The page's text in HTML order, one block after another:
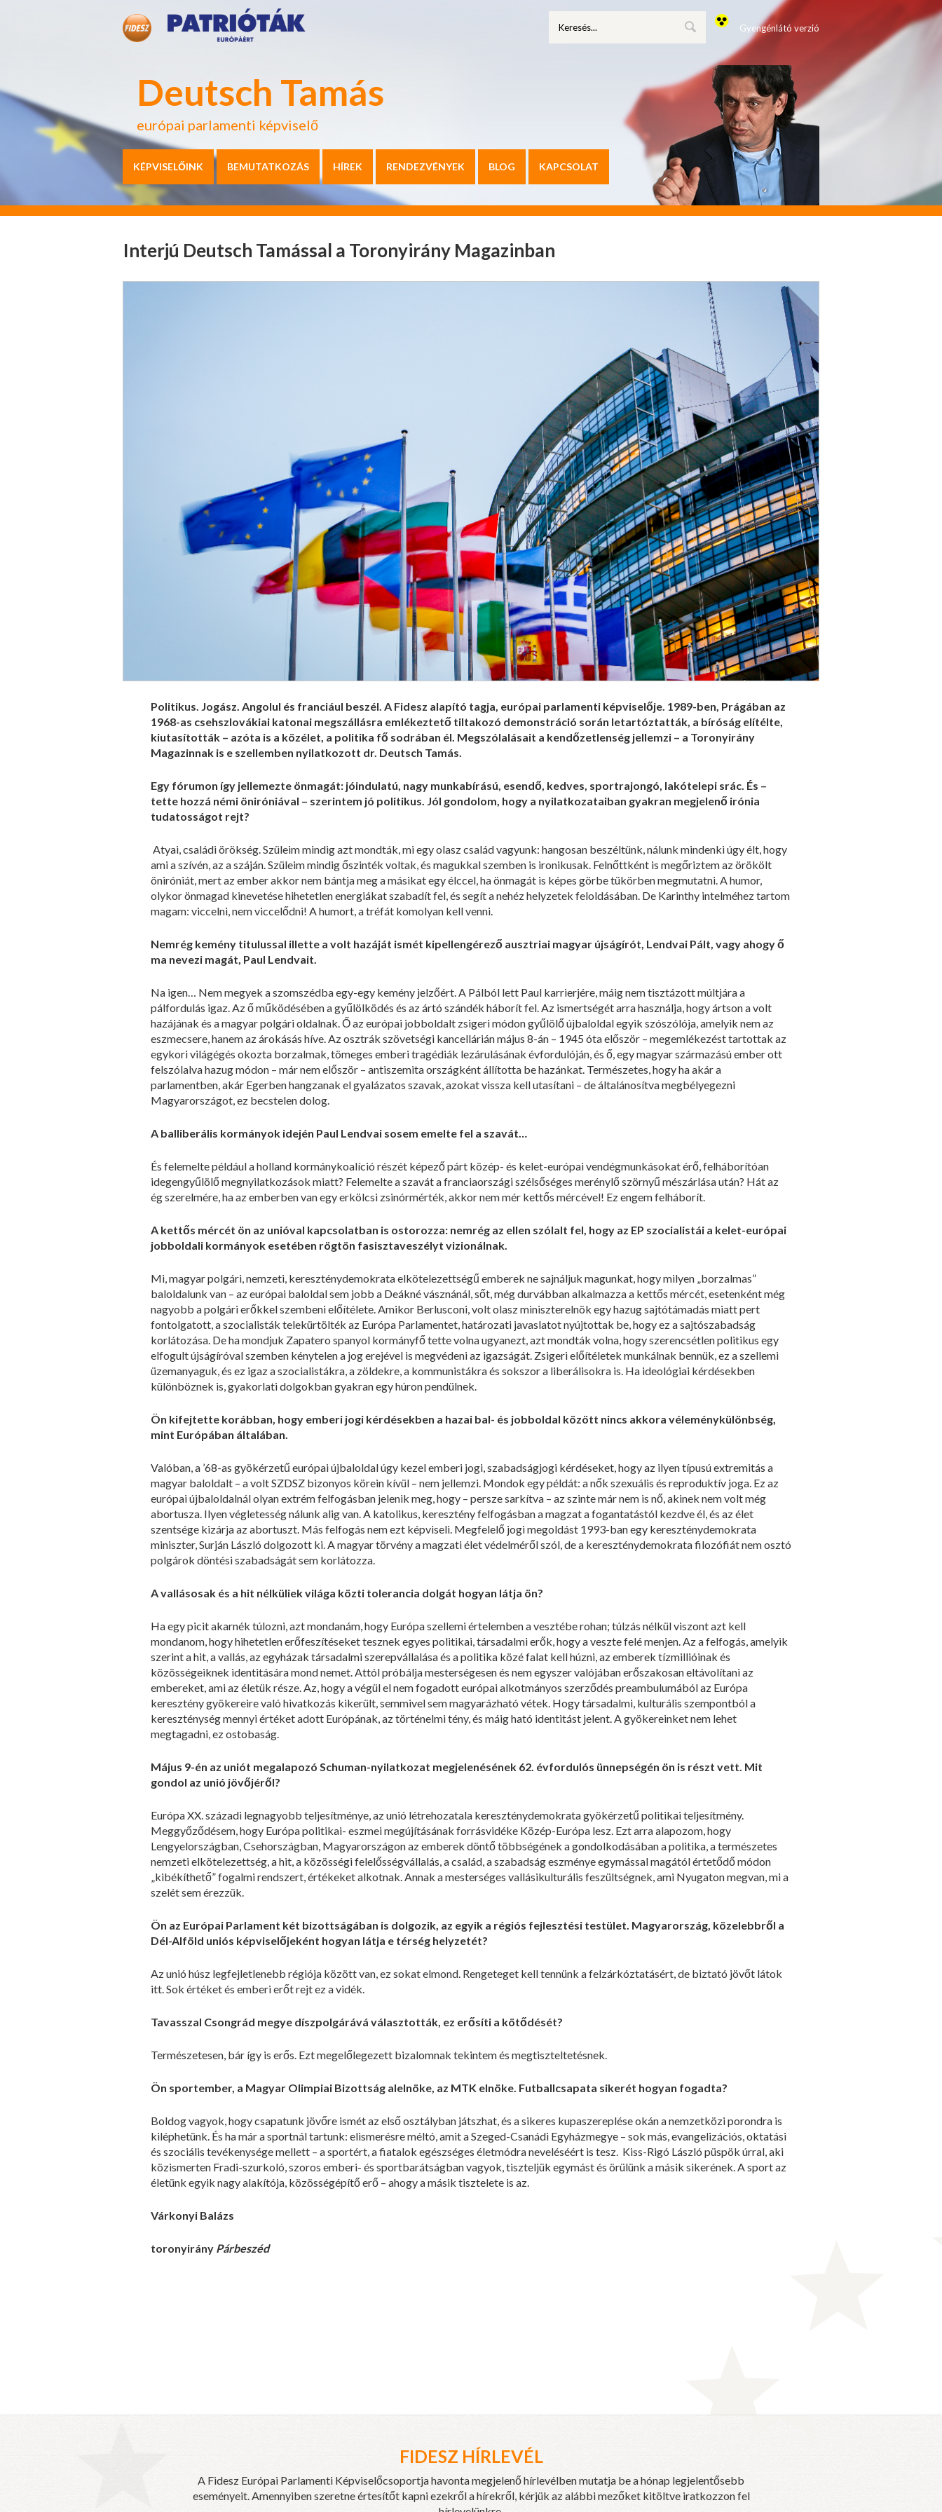
Deutsch Tamás
európai parlamenti képviselő
Gyengénlátó verzió
KÉPVISELŐINK BEMUTATKOZÁS HÍREK RENDEZVÉNYEK BLOG KAPCSOLAT
Interjú Deutsch Tamással a Toronyirány Magazinban
Politikus. Jogász. Angolul és franciául beszél. A Fidesz alapító tagja, európai parlamenti képviselője. 1989-ben, Prágában az
1968-as csehszlovákiai katonai megszállásra emlékeztető tiltakozó demonstráció során letartóztatták, a bíróság elítélte,
kiutasították – azóta is a közélet, a politika fő sodrában él. Megszólalásait a kendőzetlenség jellemzi – a Toronyirány
Magazinnak is e szellemben nyilatkozott dr. Deutsch Tamás.
Egy fórumon így jellemezte önmagát: jóindulatú, nagy munkabírású, esendő, kedves, sportrajongó, lakótelepi srác. És –
tette hozzá némi öniróniával – szerintem jó politikus. Jól gondolom, hogy a nyilatkozataiban gyakran megjelenő irónia
tudatosságot rejt?
Atyai, családi örökség. Szüleim mindig azt mondták, mi egy olasz család vagyunk: hangosan beszéltünk, nálunk mindenki úgy élt, hogy
ami a szívén, az a száján. Szüleim mindig őszinték voltak, és magukkal szemben is ironikusak. Felnőttként is megőriztem az örökölt
öniróniát, mert az ember akkor nem bántja meg a másikat egy élccel, ha önmagát is képes görbe tükörben megmutatni. A humor,
olykor önmagad kinevetése hihetetlen energiákat szabadít fel, és segít a nehéz helyzetek feloldásában. De Karinthy intelméhez tartom
magam: viccelni, nem viccelődni! A humort, a tréfát komolyan kell venni.
Nemrég kemény titulussal illette a volt hazáját ismét kipellengérező ausztriai magyar újságírót, Lendvai Pált, vagy ahogy ő
ma nevezi magát, Paul Lendvait.
Na igen… Nem megyek a szomszédba egy-egy kemény jelzőért. A Pálból lett Paul karrierjére, máig nem tisztázott múltjára a
pálfordulás igaz. Az ő működésében a gyűlölködés és az ártó szándék háborít fel. Az ismertségét arra használja, hogy ártson a volt
hazájának és a magyar polgári oldalnak. Ő az európai jobboldalt zsigeri módon gyűlölő újbaloldal egyik szószólója, amelyik nem az
eszmecsere, hanem az árokásás híve. Az osztrák szövetségi kancellárián május 8-án – 1945 óta először – megemlékezést tartottak az
egykori világégés okozta borzalmak, tömeges emberi tragédiák lezárulásának évfordulóján, és ő, egy magyar származású ember ott
felszólalva hazug módon – már nem először – antiszemita országként állította be hazánkat. Természetes, hogy ha akár a
parlamentben, akár Egerben hangzanak el gyalázatos szavak, azokat vissza kell utasítani – de általánosítva megbélyegezni
Magyarországot, ez becstelen dolog.
A balliberális kormányok idején Paul Lendvai sosem emelte fel a szavát…
És felemelte például a holland kormánykoalíció részét képező párt közép- és kelet-európai vendégmunkásokat érő, felháborítóan
idegengyűlölő megnyilatkozások miatt? Felemelte a szavát a franciaországi szélsőséges merénylő szörnyű mészárlása után? Hát az
ég szerelmére, ha az emberben van egy erkölcsi zsinórmérték, akkor nem mér kettős mércével! Ez engem felháborít.
A kettős mércét ön az unióval kapcsolatban is ostorozza: nemrég az ellen szólalt fel, hogy az EP szocialistái a kelet-európai
jobboldali kormányok esetében rögtön fasisztaveszélyt vizionálnak.
Mi, magyar polgári, nemzeti, kereszténydemokrata elkötelezettségű emberek ne sajnáljuk magunkat, hogy milyen „borzalmas”
baloldalunk van – az európai baloldal sem jobb a Deákné vásznánál, sőt, még durvábban alkalmazza a kettős mércét, esetenként még
nagyobb a polgári erőkkel szembeni előítélete. Amikor Berlusconi, volt olasz miniszterelnök egy hazug sajtótámadás miatt pert
fontolgatott, a szocialisták telekürtölték az Európa Parlamentet, határozati javaslatot nyújtottak be, hogy ez a sajtószabadság
korlátozása. De ha mondjuk Zapatero spanyol kormányfő tette volna ugyanezt, azt mondták volna, hogy szerencsétlen politikus egy
elfogult újságíróval szemben kénytelen a jog erejével is megvédeni az igazságát. Zsigeri előítéletek munkálnak bennük, ez a szellemi
üzemanyaguk, és ez igaz a szocialistákra, a zöldekre, a kommunistákra és sokszor a liberálisokra is. Ha ideológiai kérdésekben
különböznek is, gyakorlati dolgokban gyakran egy húron pendülnek.
Ön kifejtette korábban, hogy emberi jogi kérdésekben a hazai bal- és jobboldal között nincs akkora véleménykülönbség,
mint Európában általában.
Valóban, a ’68-as gyökérzetű európai újbaloldal úgy kezel emberi jogi, szabadságjogi kérdéseket, hogy az ilyen típusú extremitás a
magyar baloldalt – a volt SZDSZ bizonyos körein kívül – nem jellemzi. Mondok egy példát: a nők szexuális és reproduktív joga. Ez az
európai újbaloldalnál olyan extrém felfogásban jelenik meg, hogy – persze sarkítva – az szinte már nem is nő, akinek nem volt még
abortusza. Ilyen végletesség nálunk alig van. A katolikus, keresztény felfogásban a magzat a fogantatástól kezdve él, és az élet
szentsége kizárja az abortuszt. Más felfogás nem ezt képviseli. Megfelelő jogi megoldást 1993-ban egy kereszténydemokrata
miniszter, Surján László dolgozott ki. A magyar törvény a magzati élet védelméről szól, de a kereszténydemokrata filozófiát nem osztó
polgárok döntési szabadságát sem korlátozza.
A vallásosak és a hit nélküliek világa közti tolerancia dolgát hogyan látja ön?
Ha egy picit akarnék túlozni, azt mondanám, hogy Európa szellemi értelemben a vesztébe rohan; túlzás nélkül viszont azt kell
mondanom, hogy hihetetlen erőfeszítéseket tesznek egyes politikai, társadalmi erők, hogy a veszte felé menjen. Az a felfogás, amelyik
szerint a hit, a vallás, az egyházak társadalmi szerepvállalása és a politika közé falat kell húzni, az emberek tízmillióinak és
közösségeiknek identitására mond nemet. Attól próbálja mesterségesen és nem egyszer valójában erőszakosan eltávolítani az
embereket, ami az életük része. Az, hogy a végül el nem fogadott európai alkotmányos szerződés preambulumából az Európa
keresztény gyökereire való hivatkozás kikerült, semmivel sem magyarázható vétek. Hogy társadalmi, kulturális szempontból a
kereszténység mennyi értéket adott Európának, az történelmi tény, és máig ható identitást jelent. A gyökereinket nem lehet
megtagadni, ez ostobaság.
Május 9-én az uniót megalapozó Schuman-nyilatkozat megjelenésének 62. évfordulós ünnepségén ön is részt vett. Mit
gondol az unió jövőjéről?
Európa XX. századi legnagyobb teljesítménye, az unió létrehozatala kereszténydemokrata gyökérzetű politikai teljesítmény.
Meggyőződésem, hogy Európa politikai- eszmei megújításának forrásvidéke Közép-Európa lesz. Ezt arra alapozom, hogy
Lengyelországban, Csehországban, Magyarországon az emberek döntő többségének a gondolkodásában a politika, a természetes
nemzeti elkötelezettség, a hit, a közösségi felelősségvállalás, a család, a szabadság eszménye egymással magától értetődő módon
„kibékíthető” fogalmi rendszert, értékeket alkotnak. Annak a mesterséges vallásikulturális feszültségnek, ami Nyugaton megvan, mi a
szelét sem érezzük.
Ön az Európai Parlament két bizottságában is dolgozik, az egyik a régiós fejlesztési testület. Magyarország, közelebbről a
Dél-Alföld uniós képviselőjeként hogyan látja e térség helyzetét?
Az unió húsz legfejletlenebb régiója között van, ez sokat elmond. Rengeteget kell tennünk a felzárkóztatásért, de biztató jövőt látok
itt. Sok értéket és emberi erőt rejt ez a vidék.
Tavasszal Csongrád megye díszpolgárává választották, ez erősíti a kötődését?
Természetesen, bár így is erős. Ezt megelőlegezett bizalomnak tekintem és megtiszteltetésnek.
Ön sportember, a Magyar Olimpiai Bizottság alelnöke, az MTK elnöke. Futballcsapata sikerét hogyan fogadta?
Boldog vagyok, hogy csapatunk jövőre ismét az első osztályban játszhat, és a sikeres kupaszereplése okán a nemzetközi porondra is
kiléphetünk. És ha már a sportnál tartunk: elismerésre méltó, amit a Szeged-Csanádi Egyházmegye – sok más, evangelizációs, oktatási
és szociális tevékenysége mellett – a sportért, a fiatalok egészséges életmódra neveléséért is tesz. Kiss-Rigó László püspök úrral, aki
közismerten Fradi-szurkoló, szoros emberi- és sportbarátságban vagyok, tiszteljük egymást és örülünk a másik sikerének. A sport az
életünk egyik nagy alakítója, közösségépítő erő – ahogy a másik tisztelete is az.
Várkonyi Balázs
toronyirány Párbeszéd
FIDESZ HÍRLEVÉL
A Fidesz Európai Parlamenti Képviselőcsoportja havonta megjelenő hírlevélben mutatja be a hónap legjelentősebb
eseményeit. Amennyiben szeretne értesítőt kapni ezekről a hírekről, kérjük az alábbi mezőket kitöltve iratkozzon fel